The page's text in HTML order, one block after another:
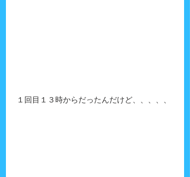
１回目１３時からだったんだけど、、、、、